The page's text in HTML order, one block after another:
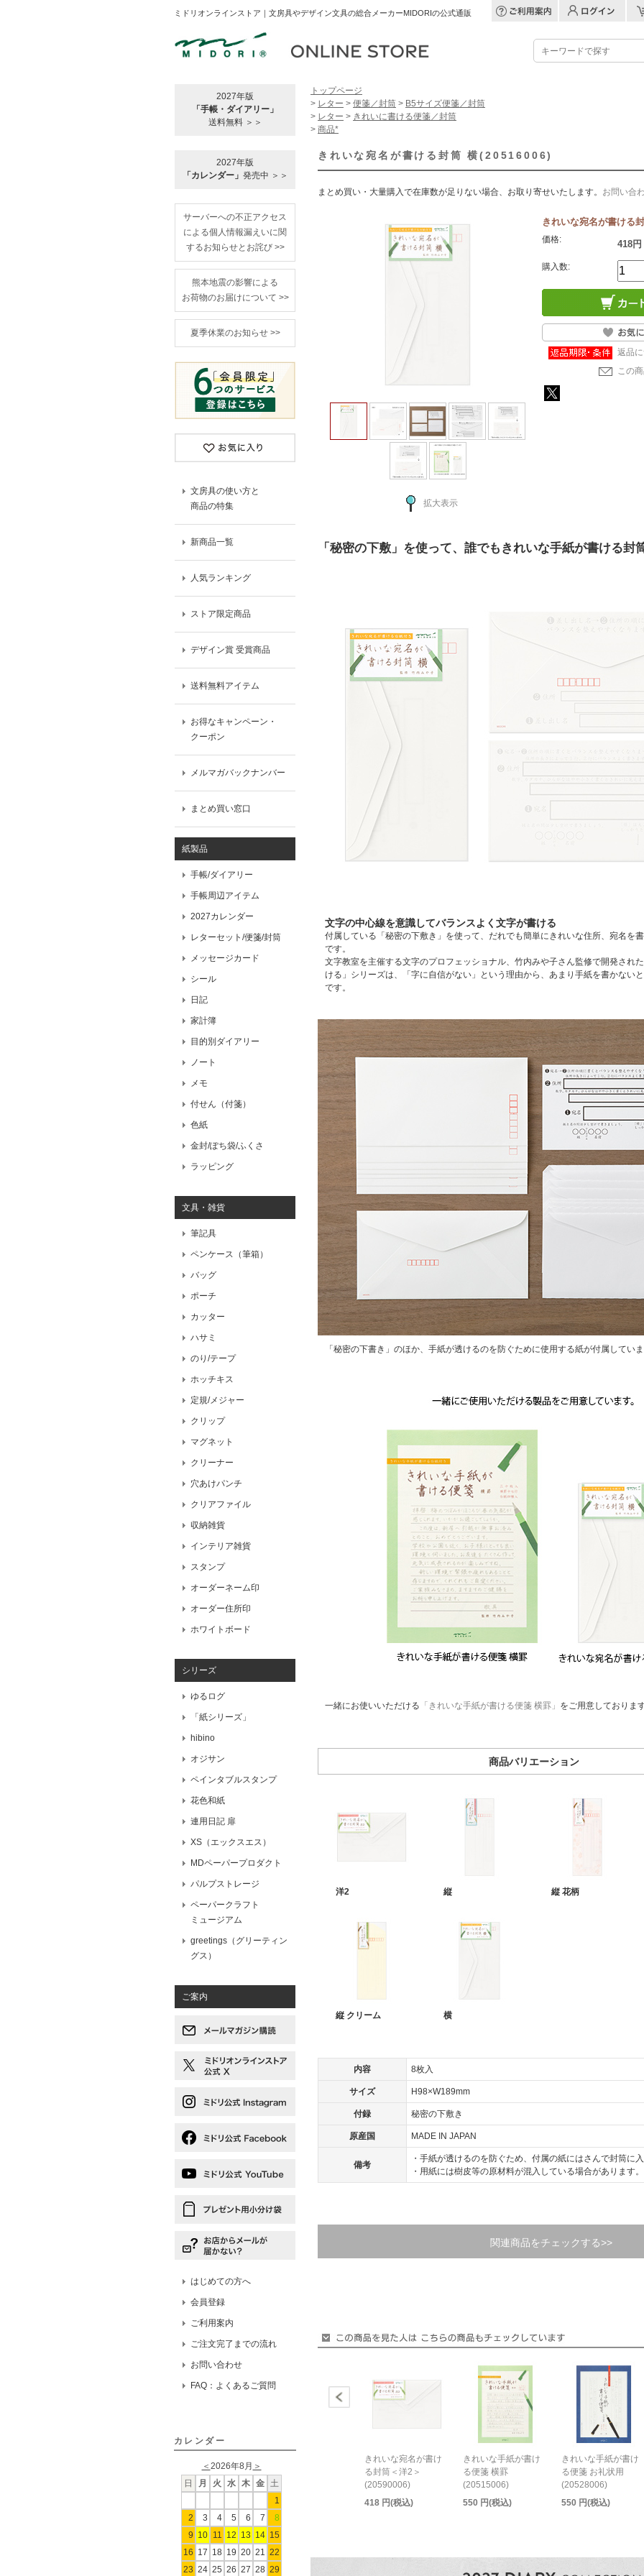
ミドリオンラインストア｜文房具やデザイン文具の総合メーカーMIDORIの公式通販
2027年版
「手帳・ダイアリー」
送料無料 ＞＞
2027年版
「カレンダー」 発売中 ＞＞
サーバーへの不正アクセス
による個人情報漏えいに関
するお知らせとお詫び >>
熊本地震の影響による
お荷物のお届けについて >>
夏季休業のお知らせ >>
文房具の使い方と
商品の特集
新商品一覧
人気ランキング
ストア限定商品
デザイン賞 受賞商品
送料無料アイテム
お得なキャンペーン・
クーポン
メルマガバックナンバー
まとめ買い窓口
紙製品
手帳/ダイアリー
手帳周辺アイテム
2027カレンダー
レターセット/便箋/封筒
メッセージカード
シール
日記
家計簿
目的別ダイアリー
ノート
メモ
付せん（付箋）
色紙
金封/ぽち袋/ふくさ
ラッピング
文具・雑貨
筆記具
ペンケース（筆箱）
バッグ
ポーチ
カッター
ハサミ
のり/テープ
ホッチキス
定規/メジャー
クリップ
マグネット
クリーナー
穴あけパンチ
クリアファイル
収納雑貨
インテリア雑貨
スタンプ
オーダーネーム印
オーダー住所印
ホワイトボード
シリーズ
ゆるログ
「紙シリーズ」
hibino
オジサン
ペインタブルスタンプ
花色和紙
連用日記 扉
XS（エックスエス）
MDペーパープロダクト
パルプストレージ
ペーパークラフト
ミュージアム
greetings（グリーティン
グス）
ご案内
はじめての方へ
会員登録
ご利用案内
ご注文完了までの流れ
お問い合わせ
FAQ：よくあるご質問
カレンダー
＜ 2026年8月 ＞
日
月 火 水 木 金
土
1
2
3 4 5 6 7
8
9 10 11 12 13 14 15
16 17 18 19 20 21
22
23 24 25 26 27 28 29
トップページ
> レター > 便箋／封筒 > B5サイズ便箋／封筒
> レター > きれいに書ける便箋／封筒
> 商品*
きれいな宛名が書ける封筒 横(20516006)
まとめ買い・大量購入で在庫数が足りない場合、お取り寄せいたします。 お問い合
拡大表示
きれいな宛名が書ける
価格: 418
購入数:
返品
この
「秘密の下敷」を使って、誰でもきれいな手紙が書ける封
文字の中心線を意識してバランスよく文字が書ける
付属している「秘密の下敷き」を使って、だれでも簡単にきれいな住所、宛名を
です。
文字教室を主催する文字のプロフェッショナル、竹内みや子さん監修で開発され
ける」シリーズは、「字に自信がない」という理由から、あまり手紙を書かない
です。
「秘密の下書き」のほか、手紙が透けるのを防ぐために使用する紙が付属してい
一緒にお使いいただける 「きれいな手紙が書ける便箋 横罫」 をご用意しておりま
商品バリエーション
洋2 縦 縦 花柄
縦 クリーム 横
内容 8枚入
サイズ H98×W189mm
付録 秘密の下敷き
原産国 MADE IN JAPAN
備考
・手紙が透けるのを防ぐため、付属の紙にはさんで封筒に
・用紙には樹皮等の原材料が混入している場合があります。
関連商品をチェックする>>
きれいな宛名が書け
る封筒＜洋2＞
(20590006)
418 円(税込)
きれいな手紙が書け
る便箋 横罫
(20515006)
550 円(税込)
きれいな手紙が書け
る便箋 お礼状用
(20528006)
550 円(税込)